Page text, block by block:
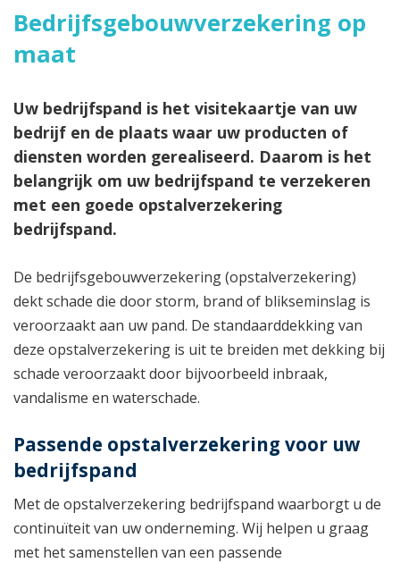
Bedrijfsgebouwverzekering op
maat
Uw bedrijfspand is het visitekaartje van uw
bedrijf en de plaats waar uw producten of
diensten worden gerealiseerd. Daarom is het
belangrijk om uw bedrijfspand te verzekeren
met een goede opstalverzekering
bedrijfspand.
De bedrijfsgebouwverzekering (opstalverzekering)
dekt schade die door storm, brand of blikseminslag is
veroorzaakt aan uw pand. De standaarddekking van
deze opstalverzekering is uit te breiden met dekking bij
schade veroorzaakt door bijvoorbeeld inbraak,
vandalisme en waterschade.
Passende opstalverzekering voor uw
bedrijfspand
Met de opstalverzekering bedrijfspand waarborgt u de
continuïteit van uw onderneming. Wij helpen u graag
met het samenstellen van een passende